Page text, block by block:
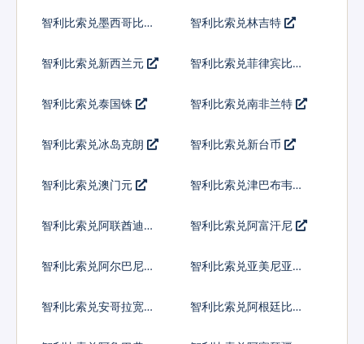
智利比索兑墨西哥比索 智利比索兑林吉特
智利比索兑新西兰元 智利比索兑菲律宾比索
智利比索兑泰国铢 智利比索兑南非兰特
智利比索兑冰岛克朗 智利比索兑新台币
智利比索兑澳门元 智利比索兑津巴布韦币
智利比索兑阿联酋迪拉
智利比索兑阿富汗尼
智利比索兑阿尔巴尼亚
智利比索兑亚美尼亚德
智利比索兑安哥拉宽扎 智利比索兑阿根廷比索